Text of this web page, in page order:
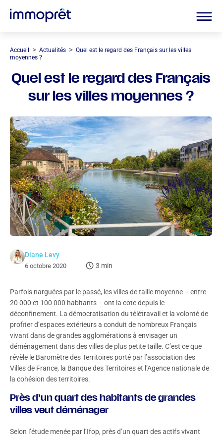
Accueil > Actualités > Quel est le regard des Français sur les villes
moyennes ?
Quel est le regard des Français
sur les villes moyennes ?
Diane Levy
6 octobre 2020 3 min
Parfois narguées par le passé, les villes de taille moyenne – entre
20 000 et 100 000 habitants – ont la cote depuis le
déconfinement. La démocratisation du télétravail et la volonté de
profiter d’espaces extérieurs a conduit de nombreux Français
vivant dans de grandes agglomérations à envisager un
déménagement dans des villes de plus petite taille. C’est ce que
révèle le Baromètre des Territoires porté par l’association des
Villes de France, la Banque des Territoires et l’Agence nationale de
la cohésion des territoires.
Près d’un quart des habitants de grandes
villes veut déménager
Selon l’étude menée par l’Ifop, près d’un quart des actifs vivant